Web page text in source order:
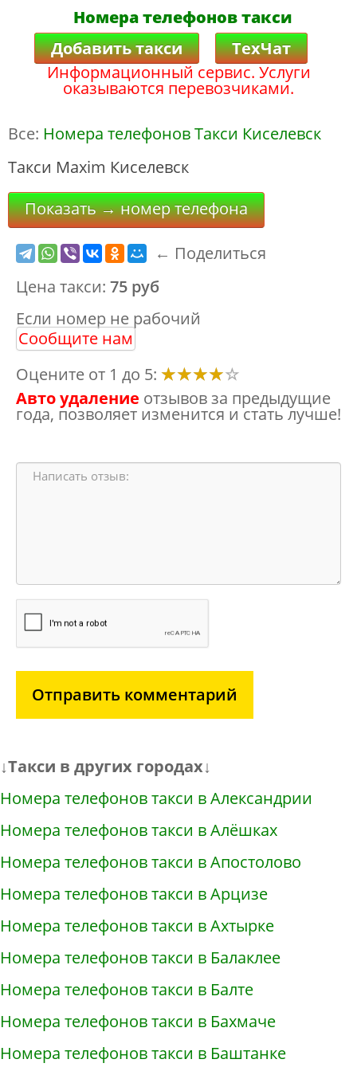
Номера телефонов такси
Добавить такси
ТехЧат
Информационный сервис. Услуги
оказываются перевозчиками.
Все: Номера телефонов Такси Киселевск
Такси Maxim Киселевск
Показать → номер телефона
← Поделиться
Цена такси: 75 руб
Если номер не рабочий
Сообщите нам
Оцените от 1 до 5:
Авто удаление отзывов за предыдущие
года, позволяет изменится и стать лучше!
Отправить комментарий
↓Такси в других городах↓
Номера телефонов такси в Александрии
Номера телефонов такси в Алёшках
Номера телефонов такси в Апостолово
Номера телефонов такси в Арцизе
Номера телефонов такси в Ахтырке
Номера телефонов такси в Балаклее
Номера телефонов такси в Балте
Номера телефонов такси в Бахмаче
Номера телефонов такси в Баштанке